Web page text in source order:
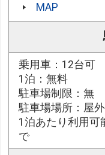
MAP
乗用車：12台可
1泊：無料
駐車場制限：無
駐車場場所：屋
1泊あたり利用可
で